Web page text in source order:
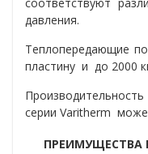
давления.
Теплопередающие
пластину и до 2000
серии Varitherm
ПРЕИМУЩЕСТВА